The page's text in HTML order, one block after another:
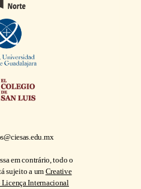
em contrário, todo o
sujeito a um Creative
Internacional